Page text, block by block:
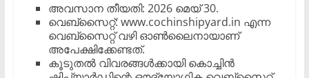
​അവസാന തീയതി: 2026 മെയ് 30.
​വെബ്സൈറ്റ്: www.cochinshipyard.in എന്ന
വെബ്സൈറ്റ് വഴി ഓൺലൈനായാണ്
അപേക്ഷിക്കേണ്ടത്.
​കൂടുതൽ വിവരങ്ങൾക്കായി കൊച്ചിൻ